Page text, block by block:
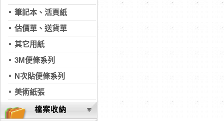
筆記本、活頁紙
估價單、送貨單
其它用紙
3M便條系列
N次貼便條系列
美術紙張
檔案收納